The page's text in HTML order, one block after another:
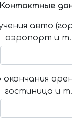
Контактные
авто
аэропорт и т.
гостиница и